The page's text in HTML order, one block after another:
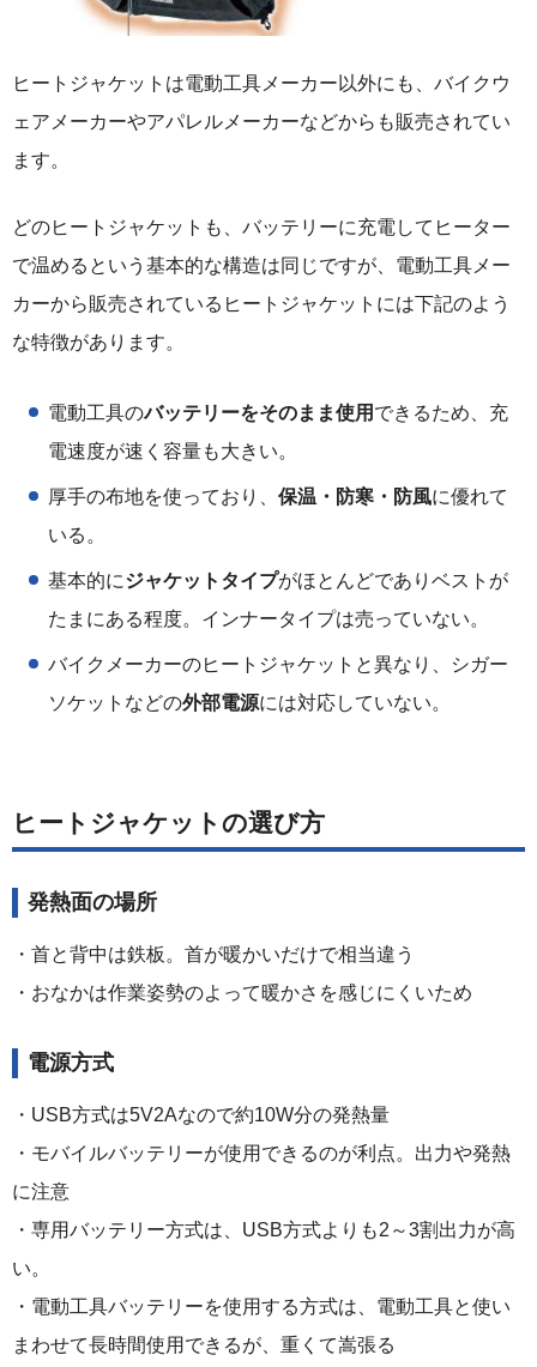
ヒートジャケットは電動工具メーカー以外にも、バイクウ
ェアメーカーやアパレルメーカーなどからも販売されてい
ます。
どのヒートジャケットも、バッテリーに充電してヒーター
で温めるという基本的な構造は同じですが、電動工具メー
カーから販売されているヒートジャケットには下記のよう
な特徴があります。
電動工具のバッテリーをそのまま使用 できるため、充
電速度が速く容量も大きい。
厚手の布地を使っており、 保温・防寒・防風に優れて
いる。
基本的にジャケットタイプがほとんどでありベストが
たまにある程度。インナータイプは売っていない。
バイクメーカーのヒートジャケットと異なり、シガー
ソケットなどの外部電源には対応していない。
ヒートジャケットの選び方
発熱面の場所
・首と背中は鉄板。首が暖かいだけで相当違う
・おなかは作業姿勢のよって暖かさを感じにくいため
電源方式
・USB方式は5V2Aなので約10W分の発熱量
・モバイルバッテリーが使用できるのが利点。出力や発熱
に注意
・専用バッテリー方式は、USB方式よりも2～3割出力が高
い。
・電動工具バッテリーを使用する方式は、電動工具と使い
まわせて長時間使用できるが、重くて嵩張る